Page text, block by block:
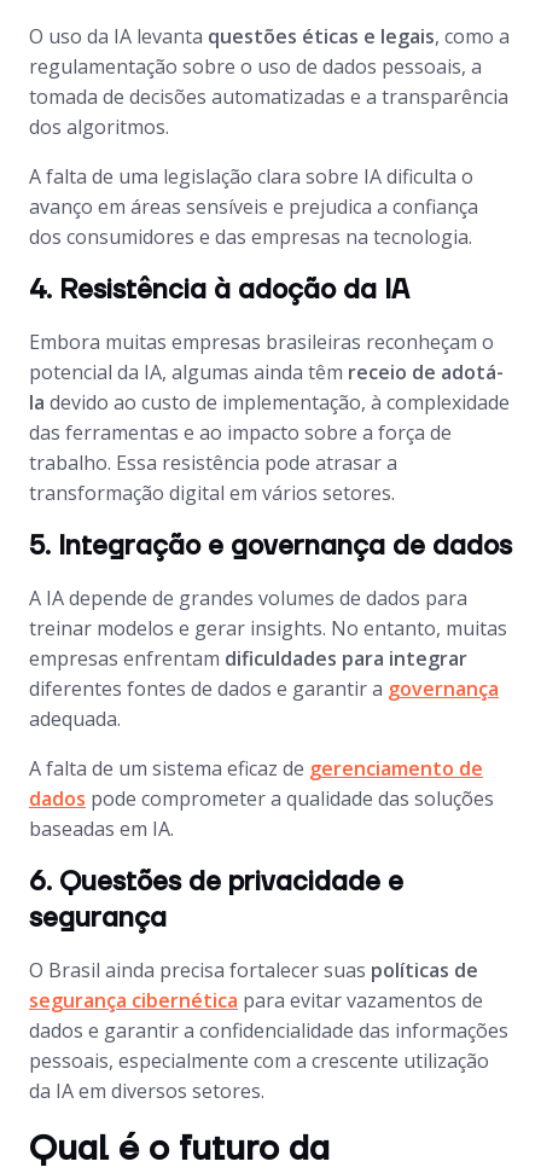
O uso da IA levanta questões éticas e legais, como a
regulamentação sobre o uso de dados pessoais, a
tomada de decisões automatizadas e a transparência
dos algoritmos.
A falta de uma legislação clara sobre IA dificulta o
avanço em áreas sensíveis e prejudica a confiança
dos consumidores e das empresas na tecnologia.
4. Resistência à adoção da IA
Embora muitas empresas brasileiras reconheçam o
potencial da IA, algumas ainda têm receio de adotá-
la devido ao custo de implementação, à complexidade
das ferramentas e ao impacto sobre a força de
trabalho. Essa resistência pode atrasar a
transformação digital em vários setores.
5. Integração e governança de dados
A IA depende de grandes volumes de dados para
treinar modelos e gerar insights. No entanto, muitas
empresas enfrentam dificuldades para integrar
diferentes fontes de dados e garantir a governança
adequada.
A falta de um sistema eficaz de gerenciamento de
dados pode comprometer a qualidade das soluções
baseadas em IA.
6. Questões de privacidade e
segurança
O Brasil ainda precisa fortalecer suas políticas de
segurança cibernética para evitar vazamentos de
dados e garantir a confidencialidade das informações
pessoais, especialmente com a crescente utilização
da IA em diversos setores.
Qual é o futuro da